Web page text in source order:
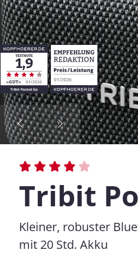
Tribit
Kleiner, robuster
mit 20 Std. Akku